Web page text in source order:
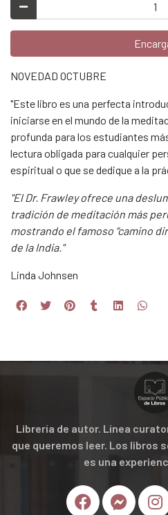
NOVEDAD OCTUBRE
"Este libro es una perfecta
iniciarse en el mundo de la
profunda para los estudiantes
lectura obligada para cualquier
espiritual o que se dedique a la
"El Dr. Frawley ofrece una
tradición de meditación más
mostrando el famoso “camino
de la India."
Linda Johnsen
Librería de autor. Línea
que queremos leer. Los libros
es una